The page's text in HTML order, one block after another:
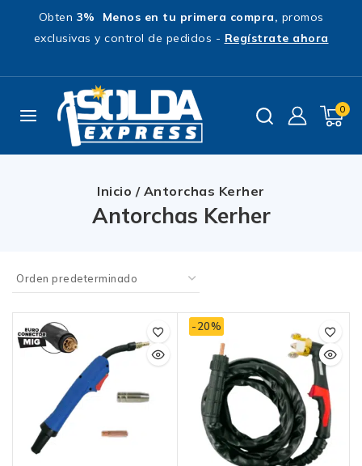
Obten 3% Menos en tu primera compra, promos
exclusivas y control de pedidos - Regístrate ahora
0
Inicio / Antorchas Kerher
Antorchas Kerher
-20%